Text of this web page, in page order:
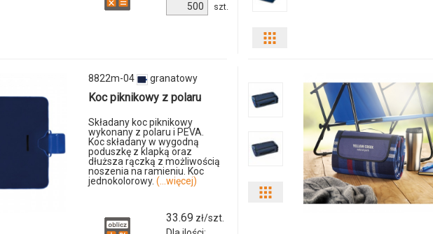
produktu
szt.
i
produktu
7246m-
8822m-04 granatowy
Koc piknikowy z polaru
Składany koc piknikowy
wykonany z polaru i PEVA.
Koc składany w wygodną
poduszkę z klapką oraz
dłuższa rączką z możliwością
noszenia na ramieniu. Koc
jednokolorowy. (...więcej)
33.69 zł/szt.